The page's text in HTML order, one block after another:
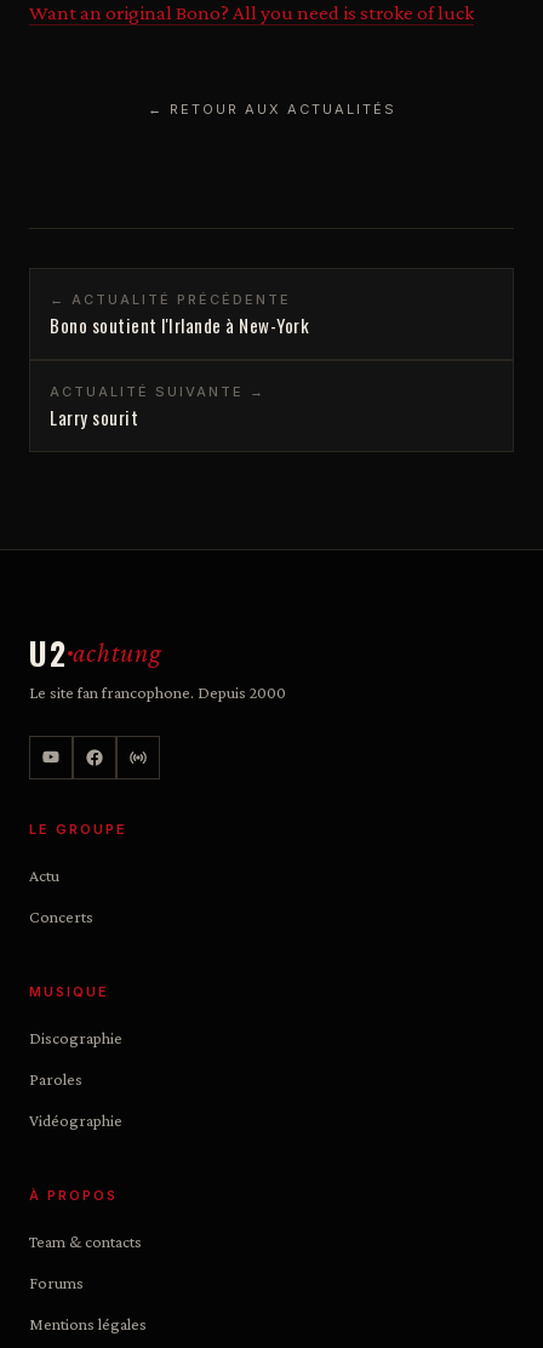
Want an original Bono? All you need is stroke of luck
← RETOUR AUX ACTUALITÉS
← ACTUALITÉ PRÉCÉDENTE
Bono soutient l'Irlande à New-York
ACTUALITÉ SUIVANTE →
Larry sourit
U2 achtung
Le site fan francophone. Depuis 2000
LE GROUPE
Actu
Concerts
MUSIQUE
Discographie
Paroles
Vidéographie
À PROPOS
Team & contacts
Forums
Mentions légales